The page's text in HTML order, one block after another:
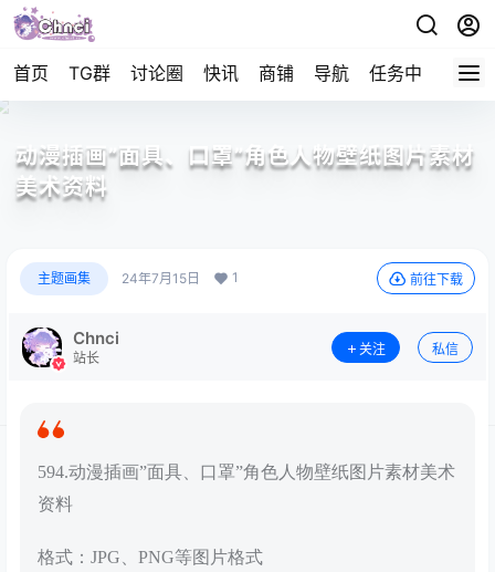
首页 TG群 讨论圈 快讯 商铺 导航 任务中心 帮助
动漫插画”面具、口罩”角色人物壁纸图片素材
美术资料
主题画集 24年7月15日 1 前往下载
Chnci
站长
关注 私信
594.动漫插画”面具、口罩”角色人物壁纸图片素材美术
资料
格式：JPG、PNG等图片格式